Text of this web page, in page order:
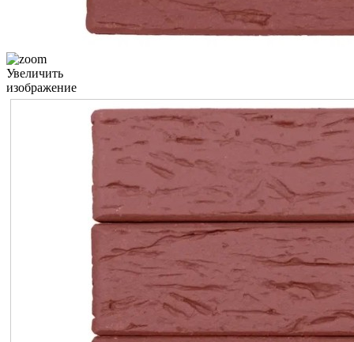
Увеличить
изображение